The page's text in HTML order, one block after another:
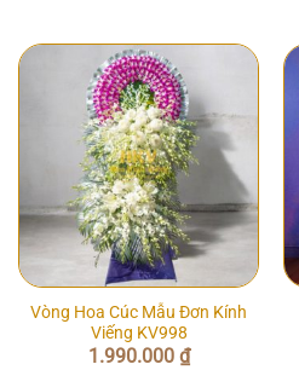
Vòng Hoa Cúc Mẫu Đơn Kính
Viếng KV998
1.990.000 ₫